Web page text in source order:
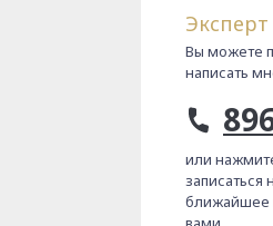
Вы можете
написать
или
записаться
ближайшее